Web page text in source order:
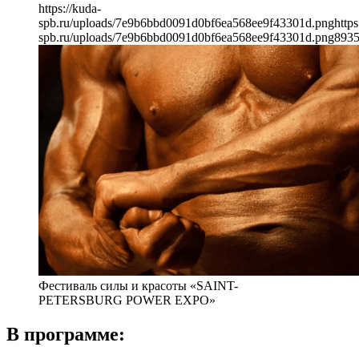
https://kuda-
spb.ru/uploads/7e9b6bbd0091d0bf6ea568ee9f43301d.png
spb.ru/uploads/7e9b6bbd0091d0bf6ea568ee9f43301d.png893
Фестиваль силы и красоты «SAINT-
PETERSBURG POWER EXPO»
В программе: